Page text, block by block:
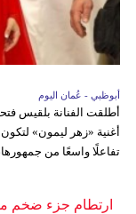
أبوظبي - عُمان اليوم
أطلقت الفنانة بلقيس
أغنية «زهر ليمون»
تفاعلًا واسعًا من
ارتطام جزء ضخم